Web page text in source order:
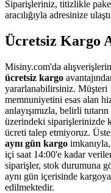
Siparişleriniz, titizlikle
aracılığıyla adresinize
Ücretsiz Kargo
Misiny.com'da
ücretsiz kargo
yararlanabilirsiniz. Müşteri
memnuniyetini esas alan
anlayışımızla, belirli tutarın
üzerindeki siparişlerinizde
ücreti talep etmiyoruz.
aynı gün kargo
içi saat 14:00'e kadar
siparişler, stok durumuna
aynı gün içerisinde
edilmektedir.